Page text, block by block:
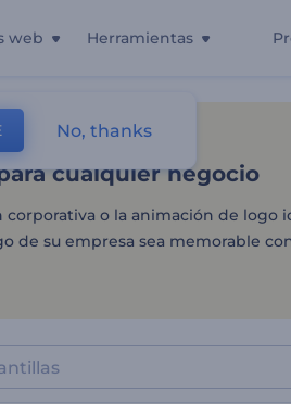
web Herramientas
para
Logos Corporativos
cualquier negocio
o la animación de logo
de su empresa sea memorable
No, thanks